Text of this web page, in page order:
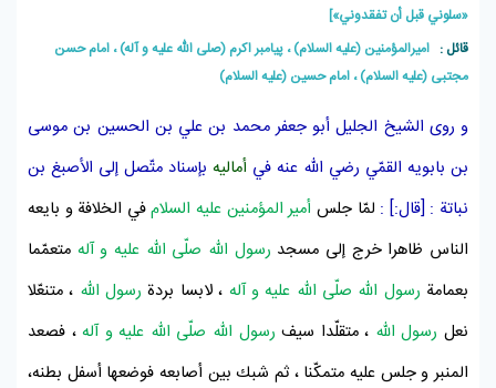
«سلوني قبل أن تفقدوني»]
قائل : امیرالمؤمنین (علیه السلام) ، پيامبر اکرم (صلی الله علیه و آله) ، امام حسن
مجتبی (علیه السلام) ، امام حسین (علیه السلام)
و روى الشيخ الجليل أبو جعفر محمد بن علي بن الحسين بن موسى
بن بابويه القمّي رضي اللّه عنه في أماليه بإسناد متّصل إلى الأصبغ بن
نباتة : [قال:] : لمّا جلس أمير المؤمنين عليه السلامفي الخلافة و بايعه
الناس ظاهرا خرج إلى مسجد رسول اللّه صلّى اللّه عليه و آله متعمّما
بعمامة رسول اللّه صلّى اللّه عليه و آله ، لابسا بردة رسول اللّه ، متنعّلا
نعل رسول اللّه ، متقلّدا سيف رسول اللّه صلّى اللّه عليه و آله، فصعد
المنبر و جلس عليه متمكّنا ، ثم شبك بين أصابعه فوضعها أسفل بطنه،